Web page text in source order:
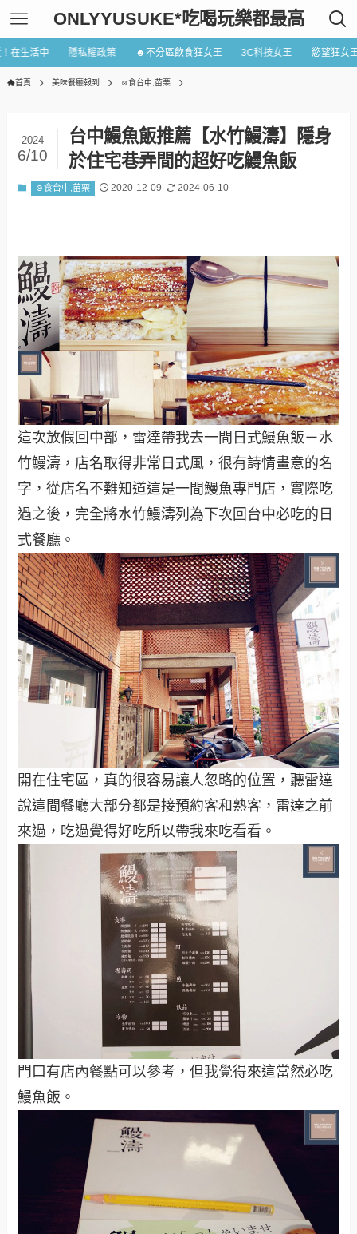
ONLYYUSUKE*吃喝玩樂都最高
在生活中 隱私權政策 ☻不分區飲食狂女王 3C科技女王 慾望狂女
首頁 美味餐廳報到 ☺食台中,苗栗
台中鰻魚飯推薦【水竹鰻濤】隱身
於住宅巷弄間的超好吃鰻魚飯
2024
6/10
☺食台中,苗栗 2020-12-09 2024-06-10
這次放假回中部，雷達帶我去一間日式鰻魚飯－水
竹鰻濤，店名取得非常日式風，很有詩情畫意的名
字，從店名不難知道這是一間鰻魚專門店，實際吃
過之後，完全將水竹鰻濤列為下次回台中必吃的日
式餐廳。
開在住宅區，真的很容易讓人忽略的位置，聽雷達
說這間餐廳大部分都是接預約客和熟客，雷達之前
來過，吃過覺得好吃所以帶我來吃看看。
門口有店內餐點可以參考，但我覺得來這當然必吃
鰻魚飯。